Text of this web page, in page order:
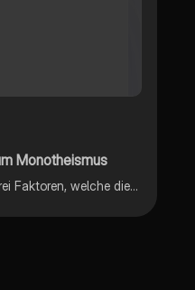
Monotheismus
• Geschichtsdarstellung •drei Faktoren, welche diesen Prozess beeinflussten